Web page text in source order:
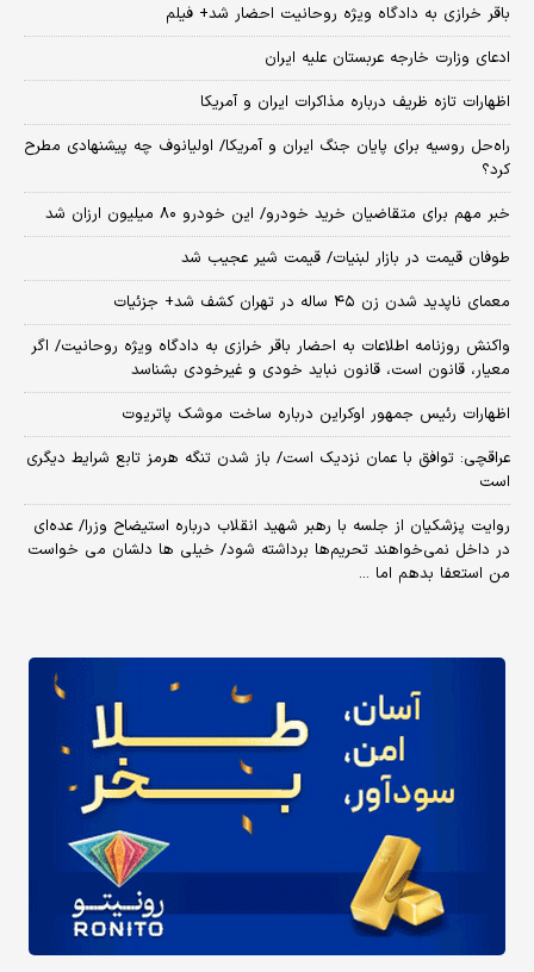
باقر خرازی به دادگاه ویژه روحانیت احضار شد+ فیلم
ادعای وزارت خارجه عربستان علیه ایران
اظهارات تازه ظریف درباره مذاکرات ایران و آمریکا
راه‌حل روسیه برای پایان جنگ ایران و آمریکا/ اولیانوف چه پیشنهادی مطرح
کرد؟
خبر مهم برای متقاضیان خرید خودرو/ این خودرو ۸۰ میلیون ارزان شد
طوفان قیمت در بازار لبنیات/ قیمت شیر عجیب شد
معمای ناپدید شدن زن ۴۵ ساله در تهران کشف شد+ جزئیات
واکنش روزنامه اطلاعات به احضار باقر خرازی به دادگاه ویژه روحانیت/ اگر
معیار، قانون است، قانون نباید خودی و غیرخودی بشناسد
اظهارات رئیس جمهور اوکراین درباره ساخت موشک پاتریوت
عراقچی: توافق با عمان نزدیک است/ باز شدن تنگه هرمز تابع شرایط دیگری
است
روایت پزشکیان از جلسه با رهبر شهید انقلاب درباره استیضاح وزرا/ عده‌ای
در داخل نمی‌خواهند تحریم‌ها برداشته شود/ خیلی ها دلشان می خواست
من استعفا بدهم اما ...